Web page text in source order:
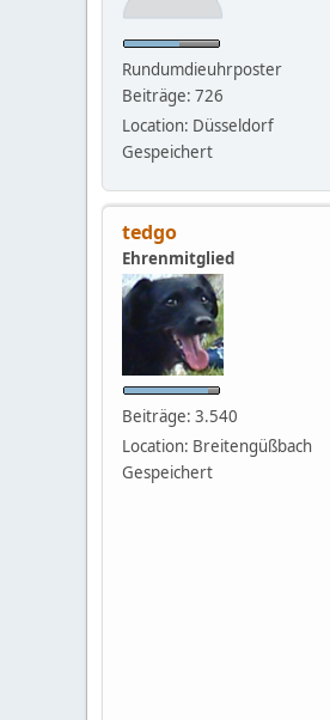
Rundumdieuhrposter
Beiträge: 726
Location: Düsseldorf
Gespeichert
tedgo
Ehrenmitglied
Beiträge: 3.540
Location: Breitengüßbach
Gespeichert